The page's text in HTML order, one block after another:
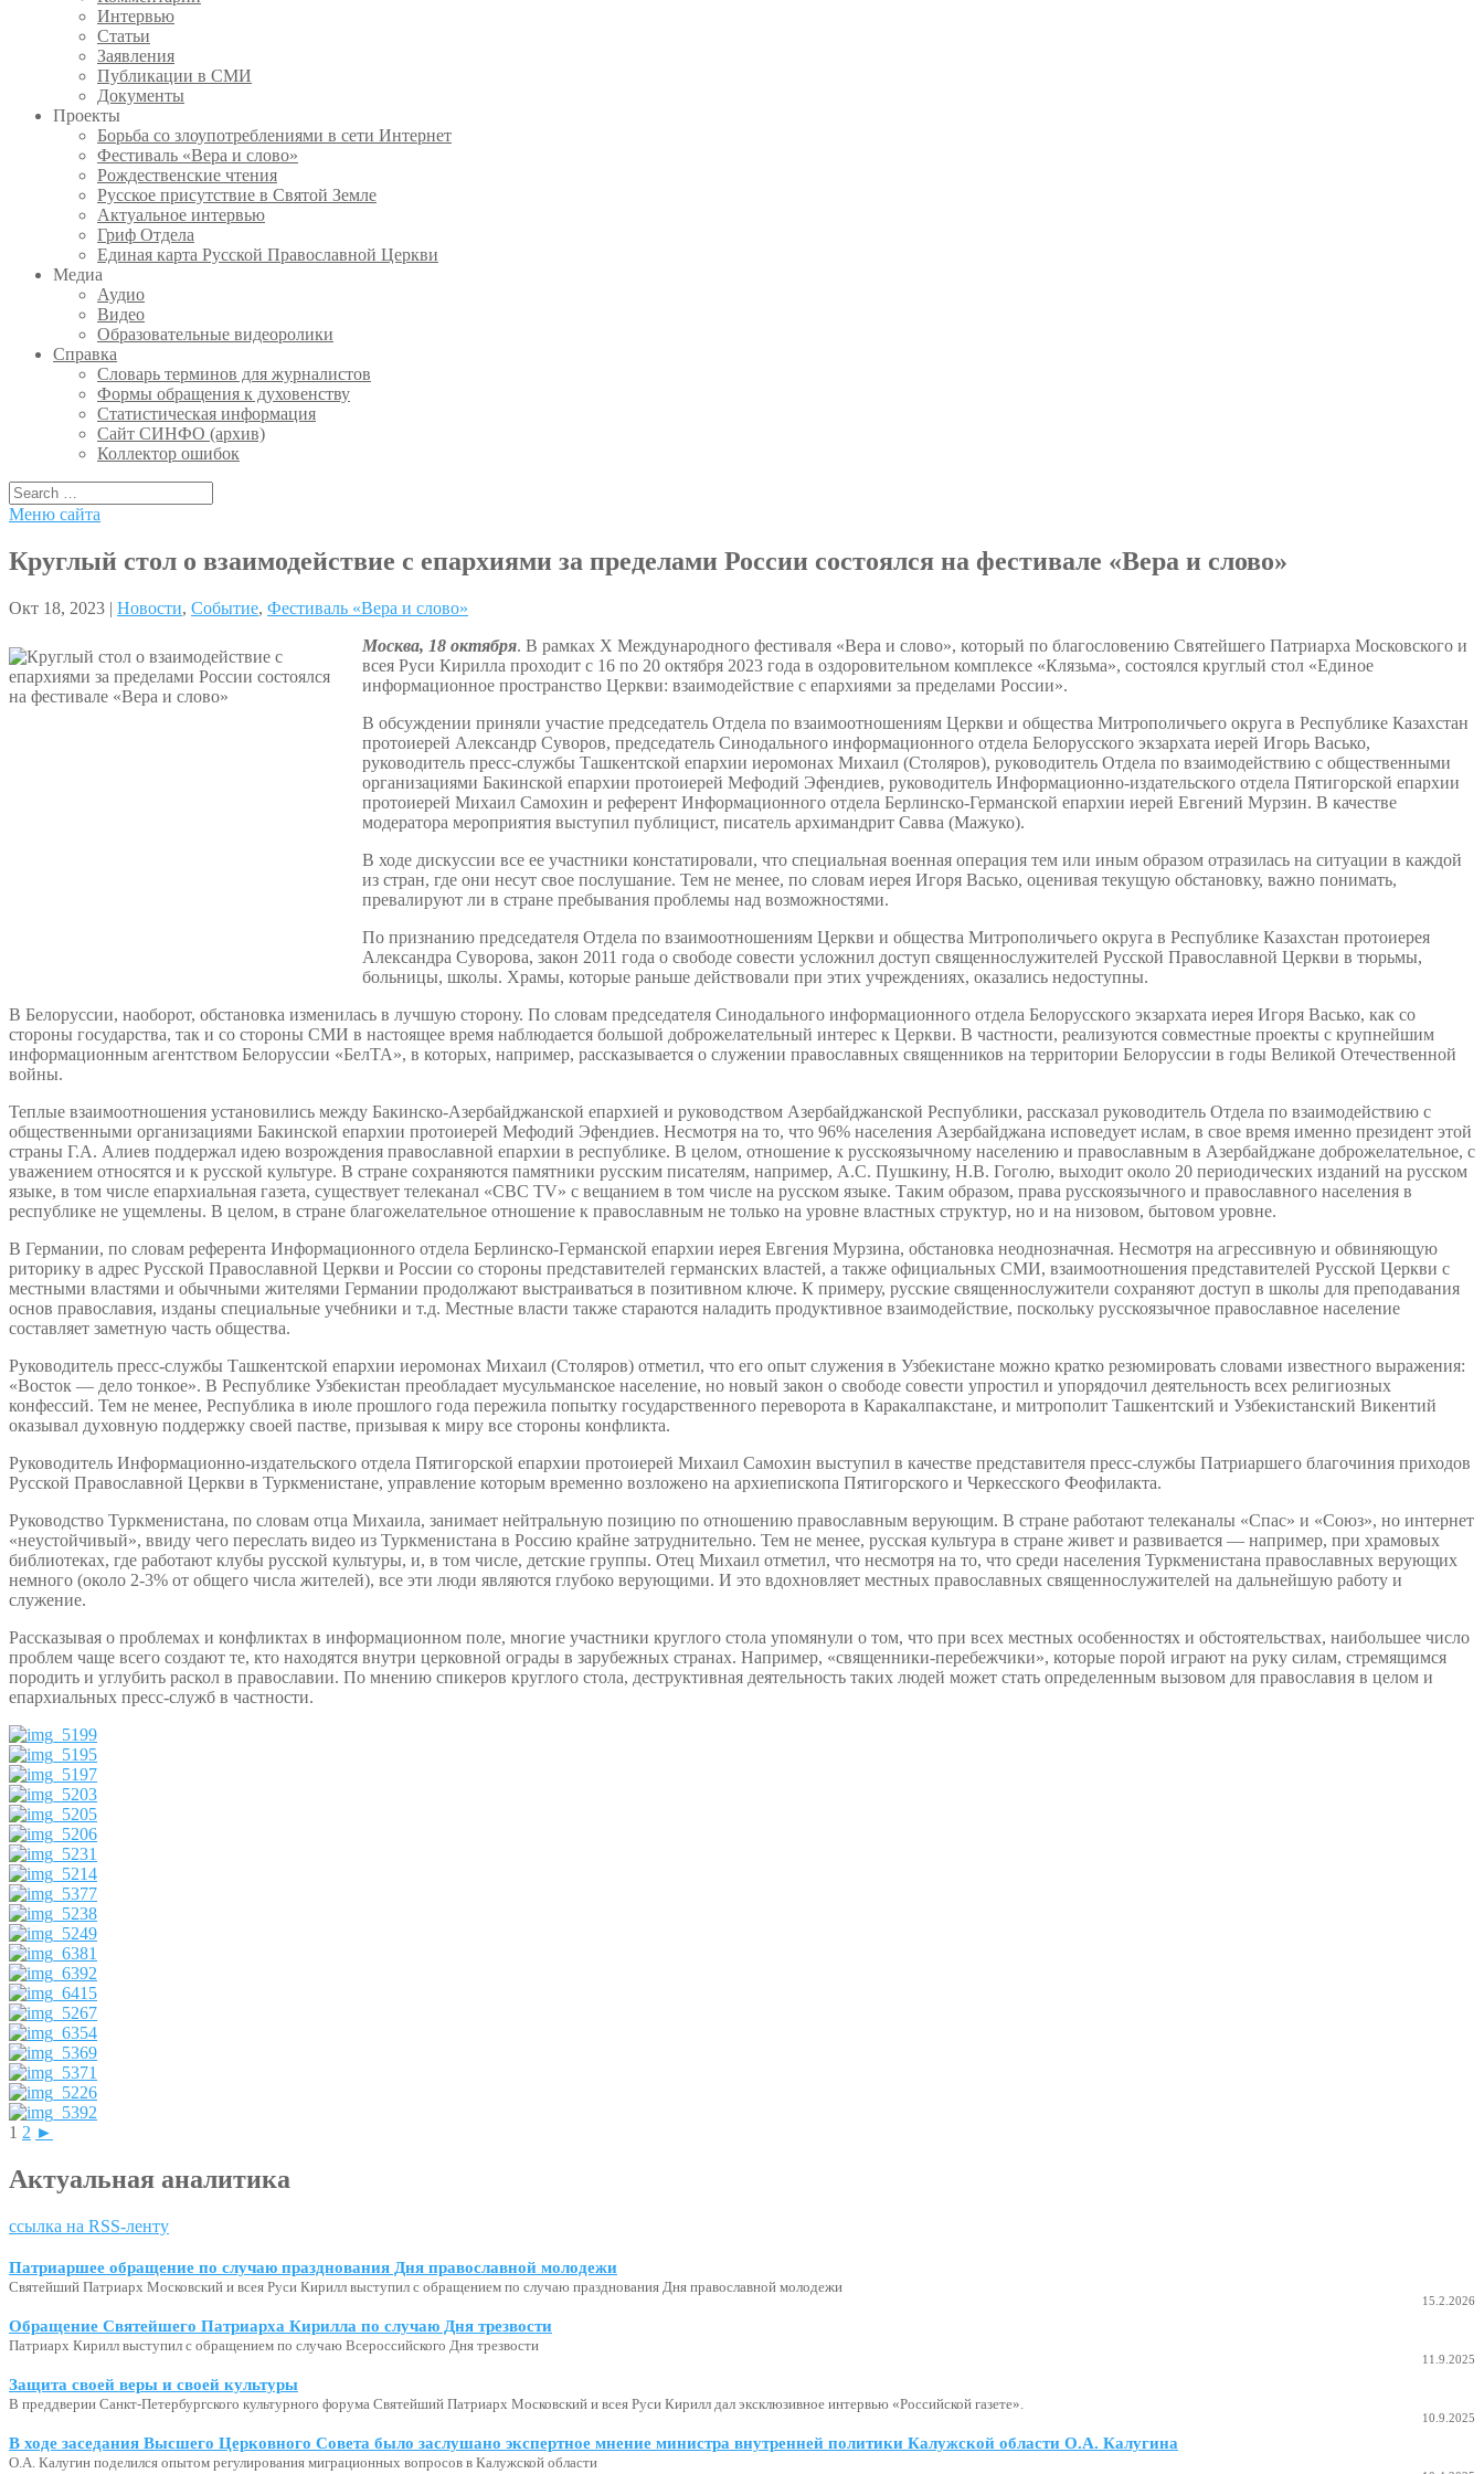
Интервью
Статьи
Заявления
Публикации в СМИ
Документы
Проекты
Борьба со злоупотреблениями в сети Интернет
Фестиваль «Вера и слово»
Рождественские чтения
Русское присутствие в Святой Земле
Актуальное интервью
Гриф Отдела
Единая карта Русской Православной Церкви
Медиа
Аудио
Видео
Образовательные видеоролики
Справка
Словарь терминов для журналистов
Формы обращения к духовенству
Статистическая информация
Сайт СИНФО (архив)
Коллектор ошибок
Меню сайта
Круглый стол о взаимодействие с епархиями за пределами России состоялся на фестивале «Вера и слово»
Окт 18, 2023 | Новости, Событие, Фестиваль «Вера и слово»
Москва, 18 октября. В рамках X Международного фестиваля «Вера и слово», который по благословению Святейшего Патриарха Московского и
всея Руси Кирилла проходит с 16 по 20 октября 2023 года в оздоровительном комплексе «Клязьма», состоялся круглый стол «Единое
информационное пространство Церкви: взаимодействие с епархиями за пределами России».
В обсуждении приняли участие председатель Отдела по взаимоотношениям Церкви и общества Митрополичьего округа в Республике Казахстан
протоиерей Александр Суворов, председатель Синодального информационного отдела Белорусского экзархата иерей Игорь Васько,
руководитель пресс-службы Ташкентской епархии иеромонах Михаил (Столяров), руководитель Отдела по взаимодействию с общественными
организациями Бакинской епархии протоиерей Мефодий Эфендиев, руководитель Информационно-издательского отдела Пятигорской епархии
протоиерей Михаил Самохин и референт Информационного отдела Берлинско-Германской епархии иерей Евгений Мурзин. В качестве
модератора мероприятия выступил публицист, писатель архимандрит Савва (Мажуко).
В ходе дискуссии все ее участники констатировали, что специальная военная операция тем или иным образом отразилась на ситуации в каждой
из стран, где они несут свое послушание. Тем не менее, по словам иерея Игоря Васько, оценивая текущую обстановку, важно понимать,
превалируют ли в стране пребывания проблемы над возможностями.
По признанию председателя Отдела по взаимоотношениям Церкви и общества Митрополичьего округа в Республике Казахстан протоиерея
Александра Суворова, закон 2011 года о свободе совести усложнил доступ священнослужителей Русской Православной Церкви в тюрьмы,
больницы, школы. Храмы, которые раньше действовали при этих учреждениях, оказались недоступны.
В Белоруссии, наоборот, обстановка изменилась в лучшую сторону. По словам председателя Синодального информационного отдела Белорусского экзархата иерея Игоря Васько, как со
стороны государства, так и со стороны СМИ в настоящее время наблюдается большой доброжелательный интерес к Церкви. В частности, реализуются совместные проекты с крупнейшим
информационным агентством Белоруссии «БелТА», в которых, например, рассказывается о служении православных священников на территории Белоруссии в годы Великой Отечественной
войны.
Теплые взаимоотношения установились между Бакинско-Азербайджанской епархией и руководством Азербайджанской Республики, рассказал руководитель Отдела по взаимодействию с
общественными организациями Бакинской епархии протоиерей Мефодий Эфендиев. Несмотря на то, что 96% населения Азербайджана исповедует ислам, в свое время именно президент этой
страны Г.А. Алиев поддержал идею возрождения православной епархии в республике. В целом, отношение к русскоязычному населению и православным в Азербайджане доброжелательное, с
уважением относятся и к русской культуре. В стране сохраняются памятники русским писателям, например, А.С. Пушкину, Н.В. Гоголю, выходит около 20 периодических изданий на русском
языке, в том числе епархиальная газета, существует телеканал «CBC TV» с вещанием в том числе на русском языке. Таким образом, права русскоязычного и православного населения в
республике не ущемлены. В целом, в стране благожелательное отношение к православным не только на уровне властных структур, но и на низовом, бытовом уровне.
В Германии, по словам референта Информационного отдела Берлинско-Германской епархии иерея Евгения Мурзина, обстановка неоднозначная. Несмотря на агрессивную и обвиняющую
риторику в адрес Русской Православной Церкви и России со стороны представителей германских властей, а также официальных СМИ, взаимоотношения представителей Русской Церкви с
местными властями и обычными жителями Германии продолжают выстраиваться в позитивном ключе. К примеру, русские священнослужители сохраняют доступ в школы для преподавания
основ православия, изданы специальные учебники и т.д. Местные власти также стараются наладить продуктивное взаимодействие, поскольку русскоязычное православное население
составляет заметную часть общества.
Руководитель пресс-службы Ташкентской епархии иеромонах Михаил (Столяров) отметил, что его опыт служения в Узбекистане можно кратко резюмировать словами известного выражения:
«Восток — дело тонкое». В Республике Узбекистан преобладает мусульманское население, но новый закон о свободе совести упростил и упорядочил деятельность всех религиозных
конфессий. Тем не менее, Республика в июле прошлого года пережила попытку государственного переворота в Каракалпакстане, и митрополит Ташкентский и Узбекистанский Викентий
оказывал духовную поддержку своей пастве, призывая к миру все стороны конфликта.
Руководитель Информационно-издательского отдела Пятигорской епархии протоиерей Михаил Самохин выступил в качестве представителя пресс-службы Патриаршего благочиния приходов
Русской Православной Церкви в Туркменистане, управление которым временно возложено на архиепископа Пятигорского и Черкесского Феофилакта.
Руководство Туркменистана, по словам отца Михаила, занимает нейтральную позицию по отношению православным верующим. В стране работают телеканалы «Спас» и «Союз», но интернет
«неустойчивый», ввиду чего переслать видео из Туркменистана в Россию крайне затруднительно. Тем не менее, русская культура в стране живет и развивается — например, при храмовых
библиотеках, где работают клубы русской культуры, и, в том числе, детские группы. Отец Михаил отметил, что несмотря на то, что среди населения Туркменистана православных верующих
немного (около 2-3% от общего числа жителей), все эти люди являются глубоко верующими. И это вдохновляет местных православных священнослужителей на дальнейшую работу и
служение.
Рассказывая о проблемах и конфликтах в информационном поле, многие участники круглого стола упомянули о том, что при всех местных особенностях и обстоятельствах, наибольшее число
проблем чаще всего создают те, кто находятся внутри церковной ограды в зарубежных странах. Например, «священники-перебежчики», которые порой играют на руку силам, стремящимся
породить и углубить раскол в православии. По мнению спикеров круглого стола, деструктивная деятельность таких людей может стать определенным вызовом для православия в целом и
епархиальных пресс-служб в частности.
1 2 ►
Актуальная аналитика
ссылка на RSS-ленту
Патриаршее обращение по случаю празднования Дня православной молодежи
Святейший Патриарх Московский и всея Руси Кирилл выступил с обращением по случаю празднования Дня православной молодежи
15.2.2026
Обращение Святейшего Патриарха Кирилла по случаю Дня трезвости
Патриарх Кирилл выступил с обращением по случаю Всероссийского Дня трезвости
11.9.2025
Защита своей веры и своей культуры
В преддверии Санкт-Петербургского культурного форума Святейший Патриарх Московский и всея Руси Кирилл дал эксклюзивное интервью «Российской газете».
10.9.2025
В ходе заседания Высшего Церковного Совета было заслушано экспертное мнение министра внутренней политики Калужской области О.А. Калугина
О.А. Калугин поделился опытом регулирования миграционных вопросов в Калужской области